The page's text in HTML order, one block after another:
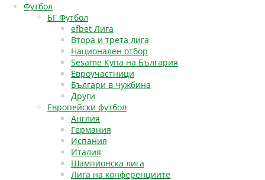
Футбол
БГ Футбол
efbet Лига
Втора и трета лига
Национален отбор
Sesame Купа на България
Евроучастници
Българи в чужбина
Други
Европейски футбол
Англия
Германия
Испания
Италия
Шампионска лига
Лига на конференциите